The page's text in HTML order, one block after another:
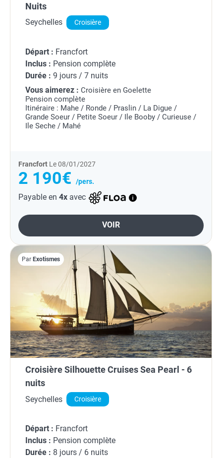
Nuits
Seychelles Croisière
Départ : Francfort
Inclus : Pension complète
Durée : 9 jours / 7 nuits
Vous aimerez : Croisière en Goelette
Pension complète
Itinéraire : Mahe / Ronde / Praslin / La Digue /
Grande Soeur / Petite Soeur / Ile Booby / Curieuse /
Ile Seche / Mahé
Francfort Le 08/01/2027
2 190€ /pers.
Payable en 4x avec
VOIR
Par Exotismes
Croisière Silhouette Cruises Sea Pearl - 6
nuits
Seychelles Croisière
Départ : Francfort
Inclus : Pension complète
Durée : 8 jours / 6 nuits